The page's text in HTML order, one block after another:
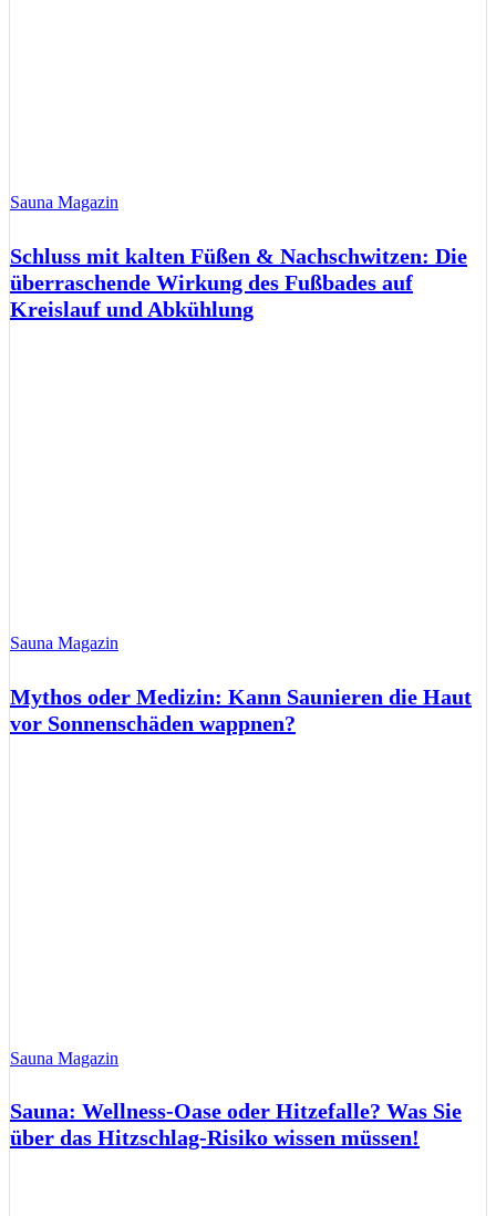
Sauna Magazin
Schluss mit kalten Füßen & Nachschwitzen: Die
überraschende Wirkung des Fußbades auf
Kreislauf und Abkühlung
Sauna Magazin
Mythos oder Medizin: Kann Saunieren die Haut
vor Sonnenschäden wappnen?
Sauna Magazin
Sauna: Wellness-Oase oder Hitzefalle? Was Sie
über das Hitzschlag-Risiko wissen müssen!